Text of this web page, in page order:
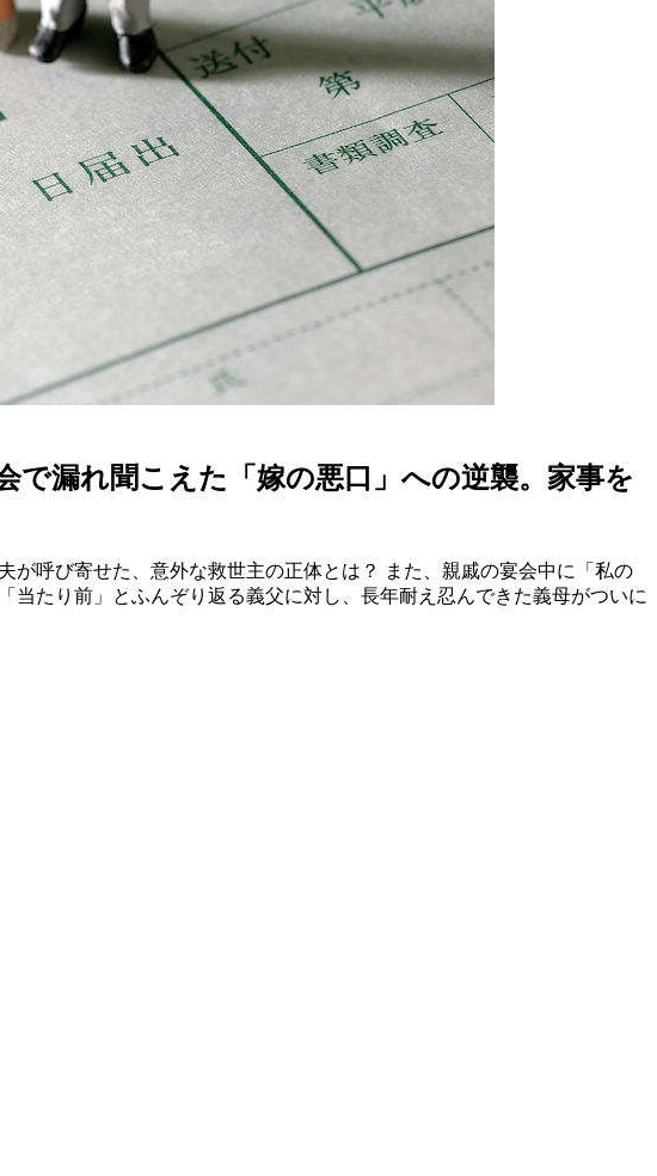
で漏れ聞こえた「嫁の悪口」への逆襲。家事を
呼び寄せた、意外な救世主の正体とは？ また、親戚の宴会中に「私の
たり前」とふんぞり返る義父に対し、長年耐え忍んできた義母がついに